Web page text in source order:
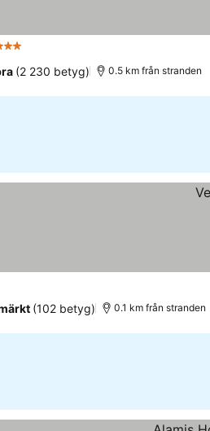
(2 230 betyg) 0.5 km från stranden
(102 betyg) 0.1 km från stranden